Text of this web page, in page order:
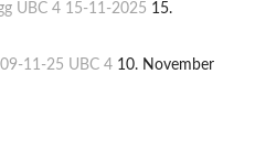
UBC 4 15-11-2025 15.
11-25 UBC 4 10. November